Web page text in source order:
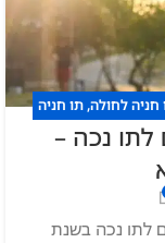
חניה לחולה,תו חניה
לתו נכה –
לתו נכה בשנת